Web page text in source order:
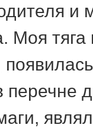
и
Моя
перечне